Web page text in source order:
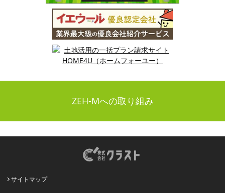
ZEH-Mへの取り組み
サイトマップ